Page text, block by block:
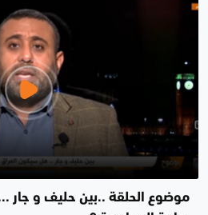
موضوع الحلقة ..بين حليف و جار